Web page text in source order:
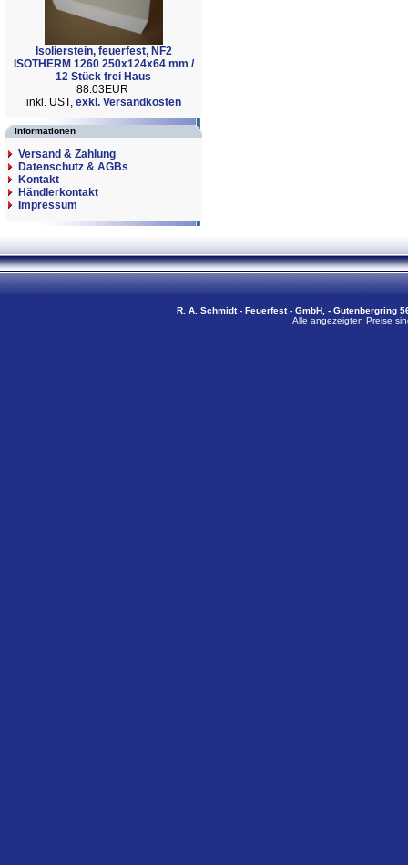
Isolierstein, feuerfest, NF2
ISOTHERM 1260 250x124x64 mm /
12 Stück frei Haus
88.03EUR
inkl. UST, exkl. Versandkosten
Informationen
Versand & Zahlung
Datenschutz & AGBs
Kontakt
Händlerkontakt
Impressum
R. A. Schmidt - Feuerfest - GmbH, - Gutenbergring
Alle angezeigten Preise